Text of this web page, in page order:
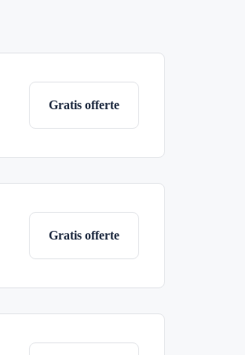
Gratis offerte
Gratis offerte